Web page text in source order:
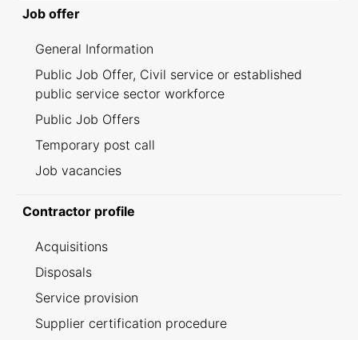
Job offer
General Information
Public Job Offer, Civil service or established
public service sector workforce
Public Job Offers
Temporary post call
Job vacancies
Contractor profile
Acquisitions
Disposals
Service provision
Supplier certification procedure